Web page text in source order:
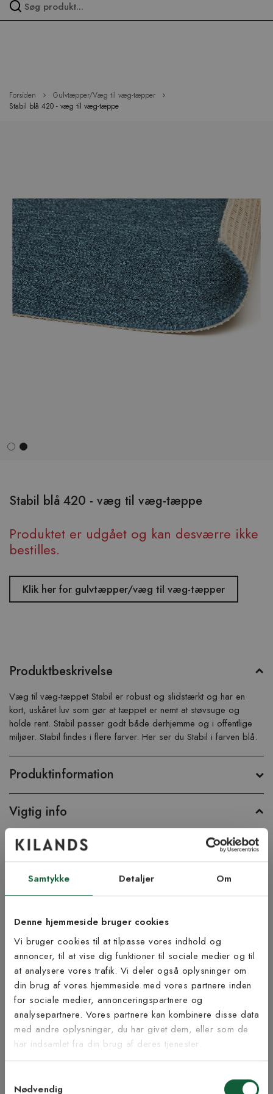
Samtykke Detaljer Om
Denne hjemmeside bruger cookies
Vi bruger cookies til at tilpasse vores indhold og
annoncer, til at vise dig funktioner til sociale medier og til
at analysere vores trafik. Vi deler også oplysninger om
din brug af vores hjemmeside med vores partnere inden
for sociale medier, annonceringspartnere og
analysepartnere. Vores partnere kan kombinere disse data
med andre oplysninger, du har givet dem, eller som de
har indsamlet fra din brug af deres tjenester.
Nødvendig
Forsiden
Gulvtæpper/Væg til væg-tæpper
Stabil blå 420 - væg til væg-tæppe
Stabil blå 420 - væg til væg-tæppe
Produktet er udgået og kan desværre ikke
bestilles.
Klik her for gulvtæpper/væg til væg-tæpper
begyndelsen
af
Produktbeskrivelse
Væg til væg-tæppet Stabil er robust og slidstærkt og har en
kort, uskåret luv som gør at tæppet er nemt at støvsuge og
holde rent. Stabil passer godt både derhjemme og i offentlige
miljøer. Stabil findes i flere farver. Her ser du Stabil i farven blå.
Produktinformation
Vigtig info
Lige nu kan leveringstiden blive noget længere ved køb af tæppe
med specialmål og langettering.
tæppet hvis du skal lægge det som et væg til væg-tæppe. En
afvigelse på +/- 1-4 cm. på dine bestilte mål kan forekomme.
Åbent køb og returret gælder ikke da tæppet skæres til på mål.
Bestil gratis tæppeprøve!
Vil du føle på vores tæpper, før du beslutter dig? Vi tilbyder dig
muligheden for at bestille op til fem tæppeprøver helt gratis.
Portoen er 59 kr pr. bestilling, men dette beløb refunderer vi,
når du har afgivet din ordre (ved brug af den medfølgende
rabatkode). Find det rette tæppe til dig!
Samlevejledning
Tilmeld dig vores
nyhedsbrev
Vær blandt de første til at modtage vores tilbud,
tips og nyheder.